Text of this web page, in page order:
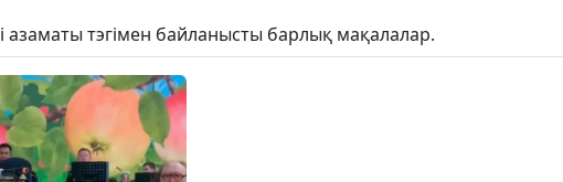
тэгімен байланысты барлық мақалалар.